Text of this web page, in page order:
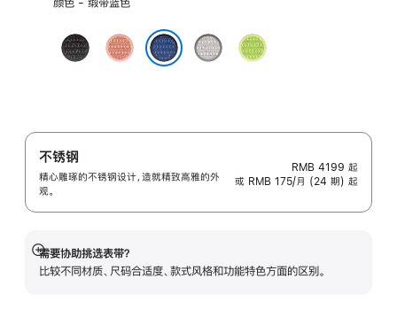
色:
颜色 - 缎带蓝色
午
夜
山
霞
朦
胧
荧
光
不锈钢
精心雕琢的不锈钢设计，造就精致高雅的外
观。
RMB 4199 起
或 RMB 175/月 (24 期) 起
需要协助挑选表带？
比较不同材质、尺码合适度、款式风格和功能特色方面的区别。
展
开